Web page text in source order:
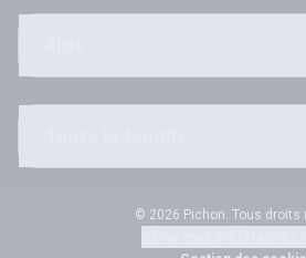
© 2026 Pichon. Tous droits